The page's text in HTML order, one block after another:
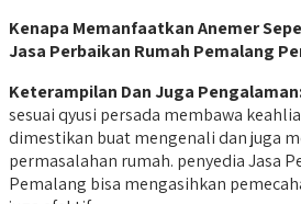
Kenapa Memanfaatkan Anemer
Jasa Perbaikan Rumah Pemalang
Keterampilan Dan Juga
sesuai qyusi persada membawa
dimestikan buat mengenali dan juga
permasalahan rumah. penyedia Jasa
Pemalang bisa mengasihkan